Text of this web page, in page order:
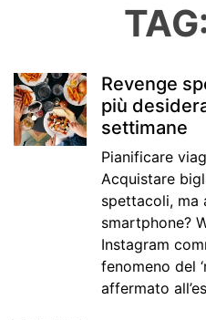
Revenge
più
settimane
Pianificare
Acquistare
spettacoli, ma
smartphone?
Instagram
fenomeno del
affermato